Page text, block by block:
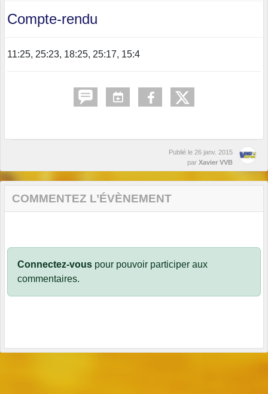
Compte-rendu
11:25, 25:23, 18:25, 25:17, 15:4
Publié le 26 janv. 2015
par Xavier VVB
COMMENTEZ L’ÉVÈNEMENT
Connectez-vous pour pouvoir participer aux
commentaires.